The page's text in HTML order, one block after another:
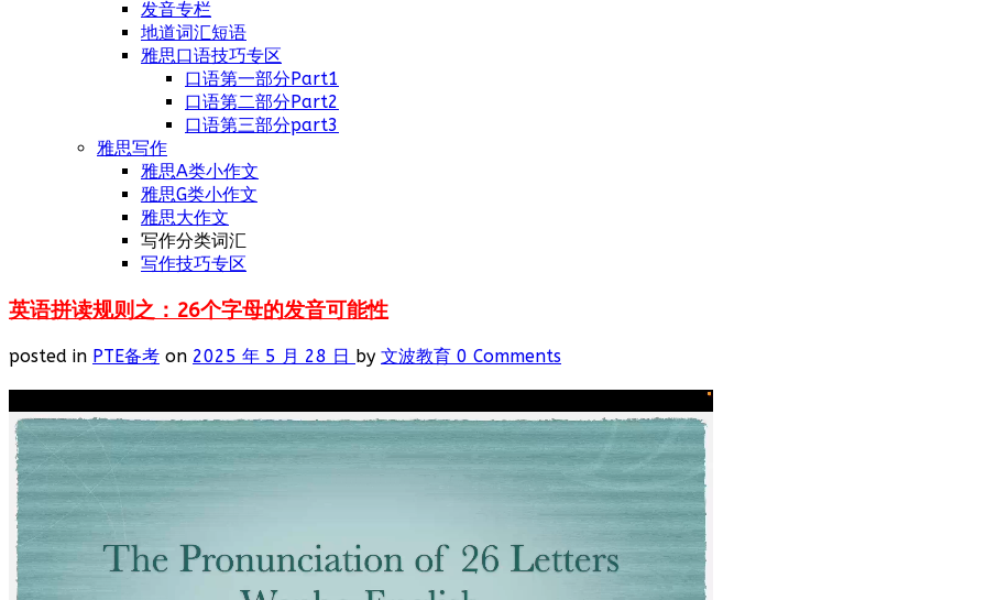
发音专栏
地道词汇短语
雅思口语技巧专区
口语第一部分Part1
口语第二部分Part2
口语第三部分part3
雅思写作
雅思A类小作文
雅思G类小作文
雅思大作文
写作分类词汇
写作技巧专区
英语拼读规则之：26个字母的发音可能性
posted in PTE备考 on 2025 年 5 月 28 日 by 文波教育 0 Comments